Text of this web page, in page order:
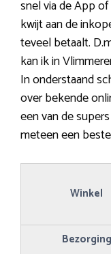
snel via de App
kwijt aan de
teveel betaalt.
kan ik in
In onderstaand
over bekende
een van de
meteen een
Winkel
Bezorging